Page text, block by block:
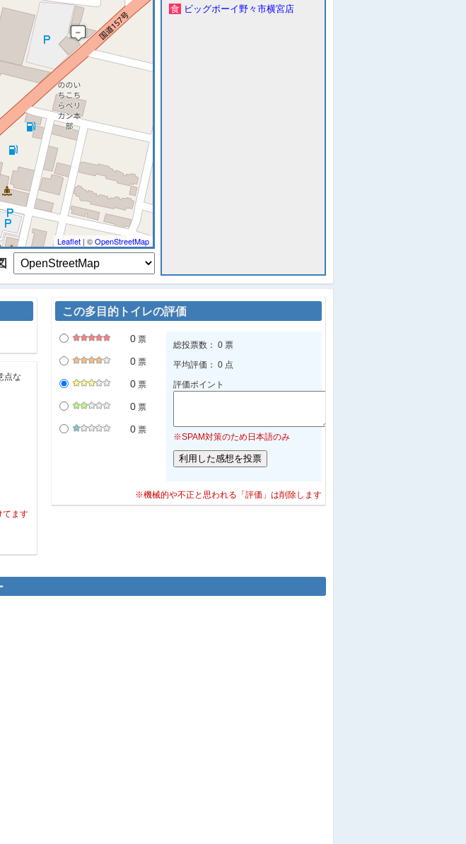
Leaflet | ©OpenStreetMap
食 ビッグボーイ野々市横宮店
この多目的トイレの評価
0 票
0 票
0 票
0 票
0 票
総投票数： 0 票
平均評価： 0 点
評価ポイント
※SPAM対策のため日本語のみ
※機械的や不正と思われる「評価」は削除します
点な
てます